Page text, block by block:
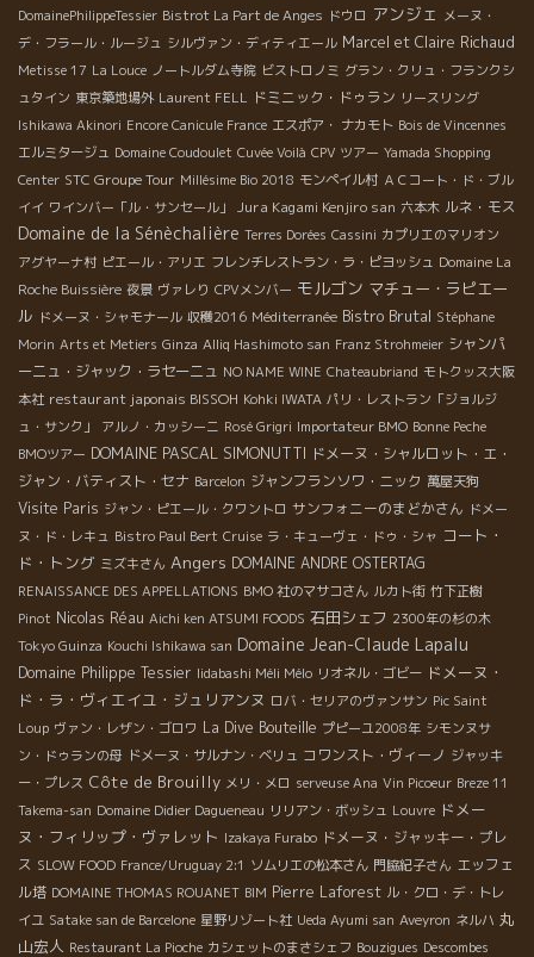
DomainePhilippeTessier Bistrot La Part de Anges ドウロ アンジェ メーヌ・
デ・フラール・ルージュ シルヴァン・ディティエール Marcel et Claire Richaud
Metisse 17 La Louce ノートルダム寺院 ビストロノミ グラン・クリュ・フランクシ
ュタイン 東京築地場外 Laurent FELL ドミニック・ドゥラン リースリング
Ishikawa Akinori Encore Canicule France エスポア・ ナカモト Bois de Vincennes
エルミタージュ Domaine Coudoulet Cuvée Voilà CPV ツアー Yamada Shopping
Center STC Groupe Tour Millésime Bio 2018 モンペイル村 ＡＣコート・ド・ブル
イイ ワインバー「ル・サンセール」 Jura Kagami Kenjiro san 六本木 ルネ・モス
Domaine de la Sénèchalière Terres Dorées Cassini カプリエのマリオン
アグヤーナ村 ピエール・アリエ フレンチレストラン・ラ・ピヨッシュ Domaine La
Roche Buissière 夜景 ヴァレり CPVメンバー モルゴン マチュー・ラピエー
ル ドメーヌ・シャモナール 収穫2016 Méditerranée Bistro Brutal Stéphane
Morin Arts et Metiers Ginza Alliq Hashimoto san Franz Strohmeier シャンパ
ーニュ・ジャック・ラセーニュ NO NAME WINE Chateaubriand モトクッス大阪
本社 restaurant japonais BISSOH Kohki IWATA パリ・レストラン「ジョルジ
ュ・サンク」
アルノ・カッシーニ Rosé Grigri Importateur BMO Bonne Peche
BMOツアー DOMAINE PASCAL SIMONUTTI ドメーヌ・シャルロット・エ・
ジャン・バティスト・セナ Barcelon ジャンフランソワ・ニック 萬屋天狗
Visite Paris ジャン・ピエール・クワントロ サンフォニーのまどかさん ドメー
ヌ・ド・レキュ Bistro Paul Bert Cruise ラ・キューヴェ・ドゥ・シャ コート・
ド・トング ミズキさん Angers DOMAINE ANDRE OSTERTAG
RENAISSANCE DES APPELLATIONS BMO 社のマサコさん ルカト街 竹下正樹
Pinot Nicolas Réau Aichi ken ATSUMI FOODS 石田シェフ 2300年の杉の木
Tokyo Guinza Kouchi Ishikawa san Domaine Jean-Claude Lapalu
Domaine Philippe Tessier Iidabashi Méli Mélo リオネル・ゴビー ドメーヌ・
ド・ラ・ヴィエイユ・ジュリアンヌ ロバ・セリアのヴァンサン Pic Saint
Loup ヴァン・レザン・ゴロワ La Dive Bouteille プピーユ2008年 シモンヌサ
ン・ドゥランの母 ドメーヌ・サルナン・ベリュ コワンスト・ヴィーノ ジャッキ
ー・プレス Côte de Brouilly メリ・メロ serveuse Ana Vin Picoeur Breze 11
Takema-san Domaine Didier Dagueneau リリアン・ボッシュ Louvre ドメー
ヌ・フィリップ・ヴァレット Izakaya Furabo ドメーヌ・ジャッキー・プレ
ス SLOW FOOD France/Uruguay 2:1 ソムリエの松本さん 門脇紀子さん エッフェ
ル塔 DOMAINE THOMAS ROUANET BIM Pierre Laforest ル・クロ・デ・トレ
イユ Satake san de Barcelone 星野リゾート社 Ueda Ayumi san Aveyron ネルハ 丸
山宏人 Restaurant La Pioche カシェットのまさシェフ Bouzigues Descombes